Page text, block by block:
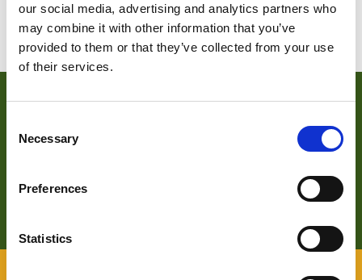
our social media, advertising and analytics partners who
may combine it with other information that you’ve
provided to them or that they’ve collected from your use
of their services.
Selection
Necessary
Preferences
Statistics
VOOR ONDERNEMERS
Zoek je meer informatie over het bedrijf achter Bezoek De
Langstraat? Klik op de button en kom alles te weten over